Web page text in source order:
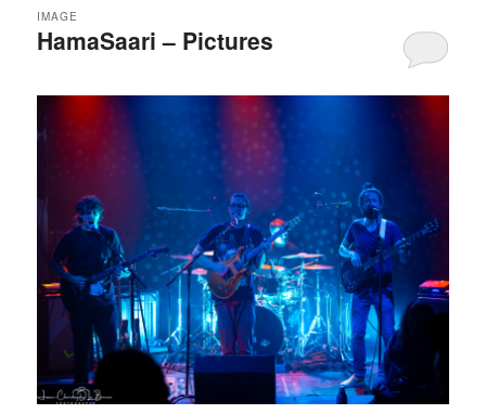
HamaSaari – Pictures
IMAGE